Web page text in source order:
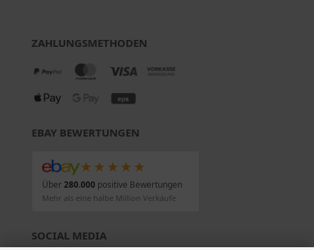
ZAHLUNGSMETHODEN
EBAY BEWERTUNGEN
★★★★★
Über280.000positive Bewertungen
Mehr als eine halbe Million Verkäufe
SOCIAL MEDIA